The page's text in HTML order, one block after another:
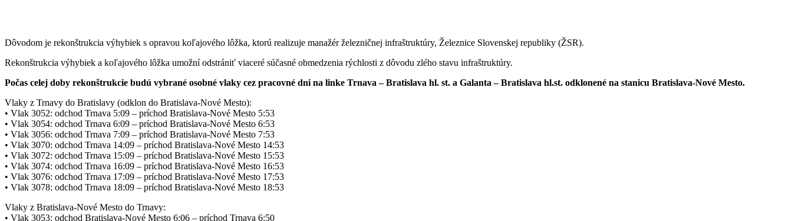
Dôvodom je rekonštrukcia výhybiek s opravou koľajového lôžka, ktorú realizuje manažér železničnej infraštruktúry, Železnice Slovenskej republiky (ŽSR).
Rekonštrukcia výhybiek a koľajového lôžka umožní odstrániť viaceré súčasné obmedzenia rýchlosti z dôvodu zlého stavu infraštruktúry.
Počas celej doby rekonštrukcie budú vybrané osobné vlaky cez pracovné dni na linke Trnava – Bratislava hl. st. a Galanta – Bratislava hl.st. odklonené na stanicu Bratislava-Nové Mesto.
Vlaky z Trnavy do Bratislavy (odklon do Bratislava-Nové Mesto):
• Vlak 3052: odchod Trnava 5:09 – príchod Bratislava-Nové Mesto 5:53
• Vlak 3054: odchod Trnava 6:09 – príchod Bratislava-Nové Mesto 6:53
• Vlak 3056: odchod Trnava 7:09 – príchod Bratislava-Nové Mesto 7:53
• Vlak 3070: odchod Trnava 14:09 – príchod Bratislava-Nové Mesto 14:53
• Vlak 3072: odchod Trnava 15:09 – príchod Bratislava-Nové Mesto 15:53
• Vlak 3074: odchod Trnava 16:09 – príchod Bratislava-Nové Mesto 16:53
• Vlak 3076: odchod Trnava 17:09 – príchod Bratislava-Nové Mesto 17:53
• Vlak 3078: odchod Trnava 18:09 – príchod Bratislava-Nové Mesto 18:53
Vlaky z Bratislava-Nové Mesto do Trnavy:
• Vlak 3053: odchod Bratislava-Nové Mesto 6:06 – príchod Trnava 6:50